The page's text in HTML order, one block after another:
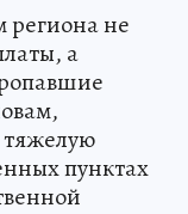
региона не
а
пунктах